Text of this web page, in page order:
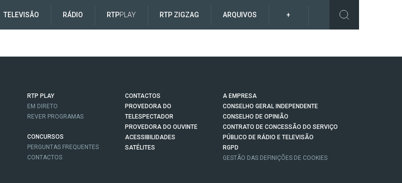
TELEVISÃO RÁDIO RTPPLAY RTP ZIGZAG ARQUIVOS +
RTP PLAY
EM DIRETO
REVER PROGRAMAS
CONCURSOS
PERGUNTAS FREQUENTES
CONTACTOS
CONTACTOS
PROVEDORA DO
TELESPECTADOR
PROVEDORA DO OUVINTE
ACESSIBILIDADES
SATÉLITES
A EMPRESA
CONSELHO GERAL INDEPENDENTE
CONSELHO DE OPINIÃO
CONTRATO DE CONCESSÃO DO SERVIÇO
PÚBLICO DE RÁDIO E TELEVISÃO
RGPD
GESTÃO DAS DEFINIÇÕES DE COOKIES